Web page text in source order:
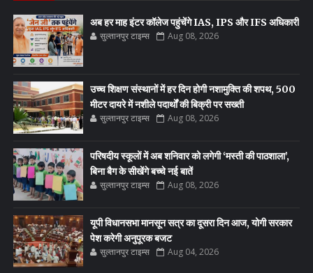
अब हर माह इंटर कॉलेज पहुंचेंगे IAS, IPS और IFS अधिकारी
सुल्तानपुर टाइम्स Aug 08, 2026
उच्च शिक्षण संस्थानों में हर दिन होगी नशामुक्ति की शपथ, 500
मीटर दायरे में नशीले पदार्थों की बिक्री पर सख्ती
सुल्तानपुर टाइम्स Aug 08, 2026
परिषदीय स्कूलों में अब शनिवार को लगेगी ‘मस्ती की पाठशाला’,
बिना बैग के सीखेंगे बच्चे नई बातें
सुल्तानपुर टाइम्स Aug 08, 2026
यूपी विधानसभा मानसून सत्र का दूसरा दिन आज, योगी सरकार
पेश करेगी अनुपूरक बजट
सुल्तानपुर टाइम्स Aug 04, 2026